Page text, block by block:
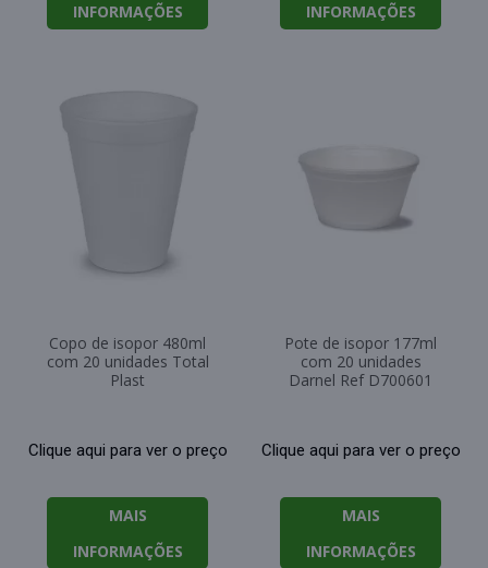
INFORMAÇÕES
INFORMAÇÕES
Copo de isopor 480ml
com 20 unidades Total
Plast
Clique aqui para ver o preço
MAIS
INFORMAÇÕES
Pote de isopor 177ml
com 20 unidades
Darnel Ref D700601
Clique aqui para ver o preço
MAIS
INFORMAÇÕES